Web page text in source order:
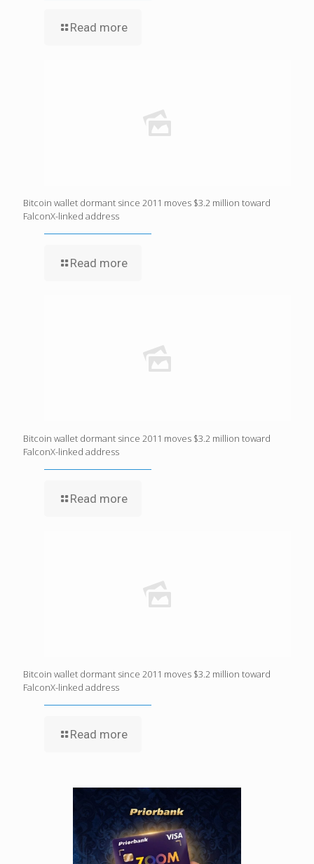
Read more
Bitcoin wallet dormant since 2011 moves $3.2 million toward
FalconX-linked address
Read more
Bitcoin wallet dormant since 2011 moves $3.2 million toward
FalconX-linked address
Read more
Bitcoin wallet dormant since 2011 moves $3.2 million toward
FalconX-linked address
Read more